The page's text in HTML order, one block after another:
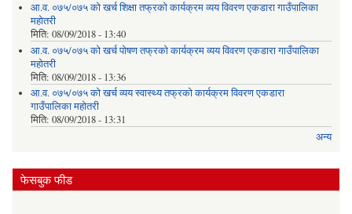
आ.व. ०७५/०७५ को खर्च शिक्षा तफ्रको कार्यक्रम व्यय विवरण एकडारा गाउँपालिका
महोतरी
मिति: 08/09/2018 - 13:40
आ.व. ०७५/०७५ को खर्च पोषण तफ्रको कार्यक्रम व्यय विवरण एकडारा गाउँपालिका
महोतरी
मिति: 08/09/2018 - 13:36
आ.व. ०७५/०७५ को खर्च व्यय स्वास्थ्य तफ्रको कार्यक्रम विवरण एकडारा
गाउँपालिका महोतरी
मिति: 08/09/2018 - 13:31
अन्य
फेसबुक फीड